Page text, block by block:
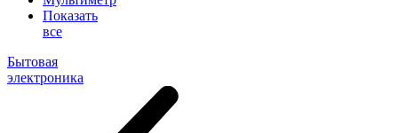
Показать
все
Бытовая
электроника